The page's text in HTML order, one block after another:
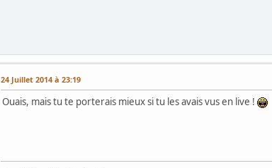
24 Juillet 2014 à 23:19
Ouais, mais tu te porterais mieux si tu les avais vus en live !